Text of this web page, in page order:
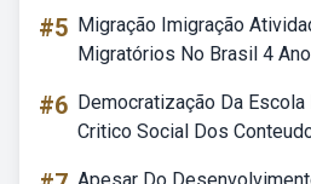
#5 Migração Imigração
Migratórios No Brasil 4 Ano
#6 Democratização Da
Critico Social Dos